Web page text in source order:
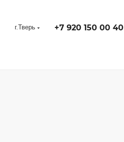
г.Тверь +7 920 150 00 40